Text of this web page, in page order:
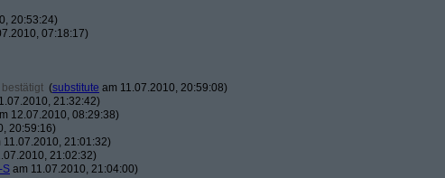
20:53:24)
07:18:17)
(substitute am 11.07.2010, 20:59:08)
21:32:42)
12.07.2010, 08:29:38)
20:59:16)
11.07.2010, 21:01:32)
21:02:32)
S am 11.07.2010, 21:04:00)